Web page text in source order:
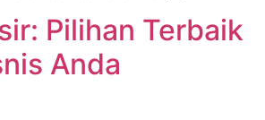
Pilihan Terbaik
Anda